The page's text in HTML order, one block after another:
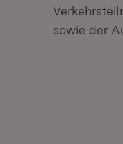
sowie der